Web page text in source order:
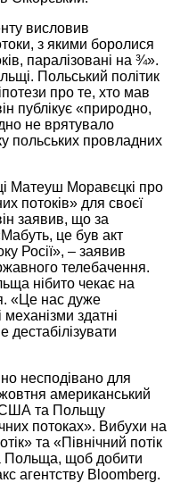
висловив
з якими боролися
паралізовані на ¾».
Польський політик
про те, хто мав
публікує «природно,
не врятувало
польських провладних
Матеуш Моравєцкі про
потоків» для своєї
заявив, що за
це був акт
Росії», – заявив
телебачення.
нібито чекає на
«Це нас дуже
механізми здатні
несподівано для
американський
США та Польщу
потоках». Вибухи на
та «Північний потік
Польща, щоб добити
агентству Bloomberg.